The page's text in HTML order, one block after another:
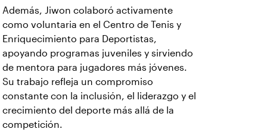
Además, Jiwon colaboró activamente
como voluntaria en el Centro de Tenis y
Enriquecimiento para Deportistas,
apoyando programas juveniles y sirviendo
de mentora para jugadores más jóvenes.
Su trabajo refleja un compromiso
constante con la inclusión, el liderazgo y el
crecimiento del deporte más allá de la
competición.